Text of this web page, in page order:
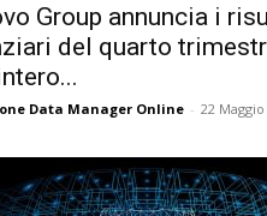
Group annuncia i
del quarto
Data Manager Online - 22 Maggio